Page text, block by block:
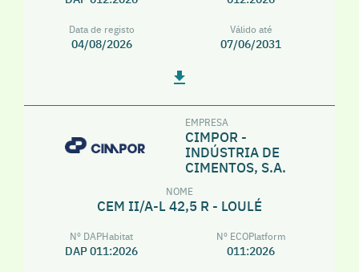
Data de registo
04/08/2026
Válido até
07/06/2031
EMPRESA
CIMPOR -
INDÚSTRIA DE
CIMENTOS, S.A.
NOME
CEM II/A-L 42,5 R - LOULÉ
Nº DAPHabitat
DAP 011:2026
Nº ECOPlatform
011:2026